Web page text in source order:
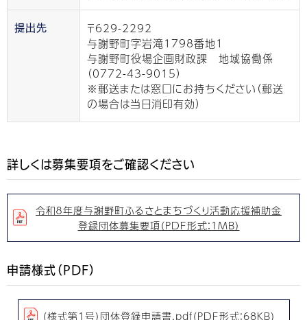
提出先
〒629-2292
与謝野町字岩滝1798番地1
与謝野町役場企画財政課 地域協働係
（0772-43-9015）
※郵送または窓口にお持ちください（郵送
の場合は当日消印有効）
詳しくは募集要項をご確認ください
令和８年度与謝野町ふるさとまちづくり活動応援補助金
登録団体募集要項（PDF形式：1MB）
申請様式（PDF）
（様式第1号）団体登録申請書.pdf（PDF形式：68KB）